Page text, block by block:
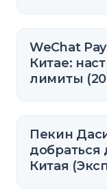
WeChat
Китае:
лимиты
Пекин
добраться
Китая